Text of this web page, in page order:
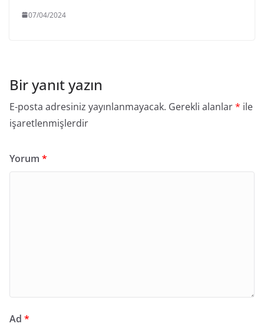
07/04/2024
Bir yanıt yazın
E-posta adresiniz yayınlanmayacak. Gerekli alanlar* ile
işaretlenmişlerdir
Yorum *
Ad *